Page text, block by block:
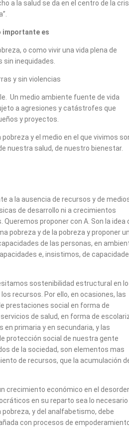
a la salud se da en el centro de la
importante es
o como vivir una vida plena de
sin inequidades.
y sin violencias
Un medio ambiente fuente de vida
a agresiones y catástrofes que
y proyectos.
y el medio en el que vivimos
nuestra salud, de nuestro bienestar.
a la ausencia de recursos y de
de desarrollo ni a crecimientos
proponer con A. Son la idea
pobreza y de la pobreza y proponer
de las personas, en
e, insistimos, de
sostenibilidad estructural en
recursos. Por ello, en ocasiones, las
prestaciones social en forma de
de salud, en forma de
en primaria y en secundaria, y las
protección social de nuestra gente
de la sociedad, son elementos mas
de recursos, que la acumulación
crecimiento económico en el
en su reparto sea lo necesario
pobreza, y del analfabetismo, debe
con procesos de